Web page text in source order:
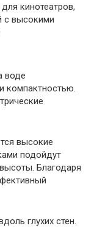
кинотеатров,
с высокими
воде
компактностью.
высокие
подойдут
Благодаря
глухих стен.